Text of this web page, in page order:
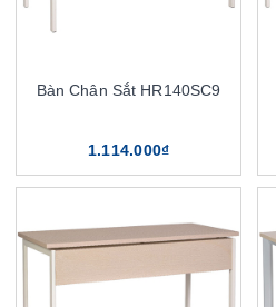
Bàn Chân Sắt HR140SC9
1.114.000₫